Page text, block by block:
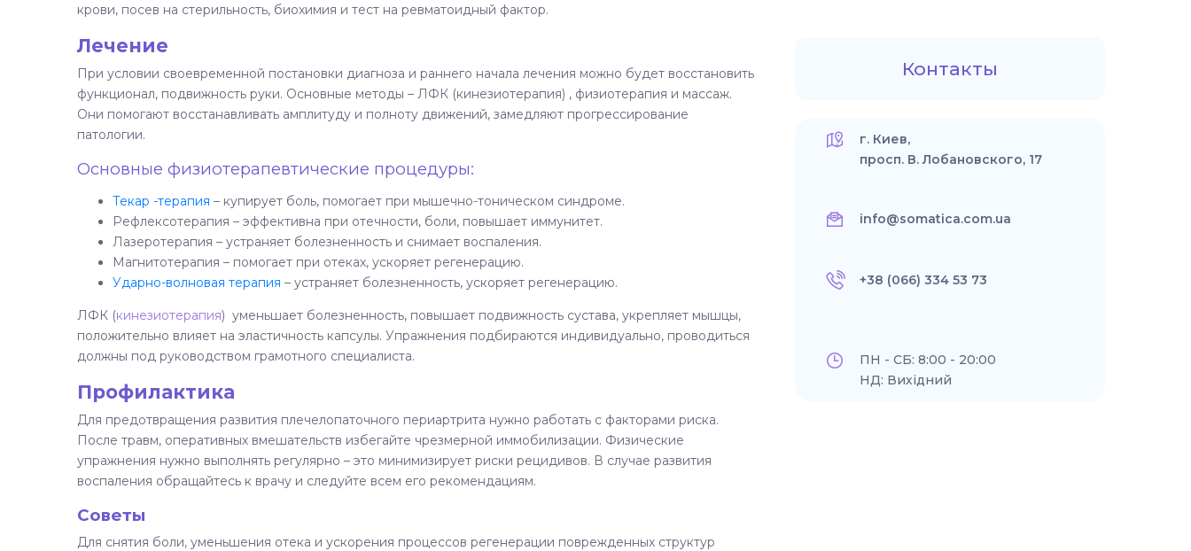
крови, посев на стерильность, биохимия и тест на ревматоидный фактор.
Лечение
При условии своевременной постановки диагноза и раннего начала лечения можно будет восстановить
функционал, подвижность руки. Основные методы – ЛФК (кинезиотерапия) , физиотерапия и массаж.
Они помогают восстанавливать амплитуду и полноту движений, замедляют прогрессирование
патологии.
Основные физиотерапевтические процедуры:
Текар -терапия – купирует боль, помогает при мышечно-тоническом синдроме.
Рефлексотерапия – эффективна при отечности, боли, повышает иммунитет.
Лазеротерапия – устраняет болезненность и снимает воспаления.
Магнитотерапия – помогает при отеках, ускоряет регенерацию.
Ударно-волновая терапия – устраняет болезненность, ускоряет регенерацию.
ЛФК (кинезиотерапия) уменьшает болезненность, повышает подвижность сустава, укрепляет мышцы,
положительно влияет на эластичность капсулы. Упражнения подбираются индивидуально, проводиться
должны под руководством грамотного специалиста.
Профилактика
Для предотвращения развития плечелопаточного периартрита нужно работать с факторами риска.
После травм, оперативных вмешательств избегайте чрезмерной иммобилизации. Физические
упражнения нужно выполнять регулярно – это минимизирует риски рецидивов. В случае развития
воспаления обращайтесь к врачу и следуйте всем его рекомендациям.
Советы
Для снятия боли, уменьшения отека и ускорения процессов регенерации поврежденных структур
Контакты
г. Киев,
просп. В. Лобановского, 17
info@somatica.com.ua
+38 (066) 334 53 73
ПН - СБ: 8:00 - 20:00
НД: Вихідний